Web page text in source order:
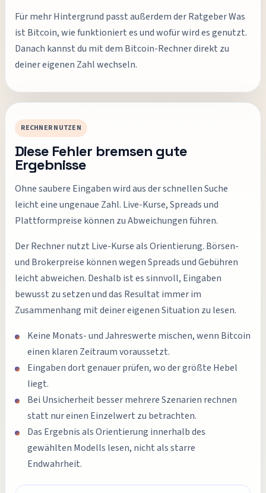
Für mehr Hintergrund passt außerdem der Ratgeber Was
ist Bitcoin, wie funktioniert es und wofür wird es genutzt.
Danach kannst du mit dem Bitcoin-Rechner direkt zu
deiner eigenen Zahl wechseln.
RECHNER NUTZEN
Diese Fehler bremsen gute
Ergebnisse
Ohne saubere Eingaben wird aus der schnellen Suche
leicht eine ungenaue Zahl. Live-Kurse, Spreads und
Plattformpreise können zu Abweichungen führen.
Der Rechner nutzt Live-Kurse als Orientierung. Börsen-
und Brokerpreise können wegen Spreads und Gebühren
leicht abweichen. Deshalb ist es sinnvoll, Eingaben
bewusst zu setzen und das Resultat immer im
Zusammenhang mit deiner eigenen Situation zu lesen.
Keine Monats- und Jahreswerte mischen, wenn Bitcoin
einen klaren Zeitraum voraussetzt.
Eingaben dort genauer prüfen, wo der größte Hebel
liegt.
Bei Unsicherheit besser mehrere Szenarien rechnen
statt nur einen Einzelwert zu betrachten.
Das Ergebnis als Orientierung innerhalb des
gewählten Modells lesen, nicht als starre
Endwahrheit.